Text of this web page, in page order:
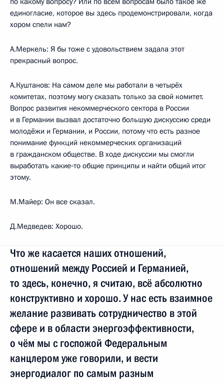
единогласие, которое вы здесь продемонстрировали, когда
хором спели нам?
А.Меркель: Я бы тоже с удовольствием задала этот
прекрасный вопрос.
А.Куштанов: На самом деле мы работали в четырёх
комитетах, поэтому могу сказать только за свой комитет.
Вопрос развития некоммерческого сектора в России
и в Германии вызвал достаточно большую дискуссию среди
молодёжи и Германии, и России, потому что есть разное
понимание функций некоммерческих организаций
в гражданском обществе. В ходе дискуссии мы смогли
выработать какие‑то общие принципы и найти общий итог
этому.
М.Майер: Он все сказал.
Д.Медведев: Хорошо.
Что же касается наших отношений,
отношений между Россией и Германией,
то здесь, конечно, я считаю, всё абсолютно
конструктивно и хорошо. У нас есть взаимное
желание развивать сотрудничество в этой
сфере и в области энергоэффективности,
о чём мы с госпожой Федеральным
канцлером уже говорили, и вести
энергодиалог по самым разным